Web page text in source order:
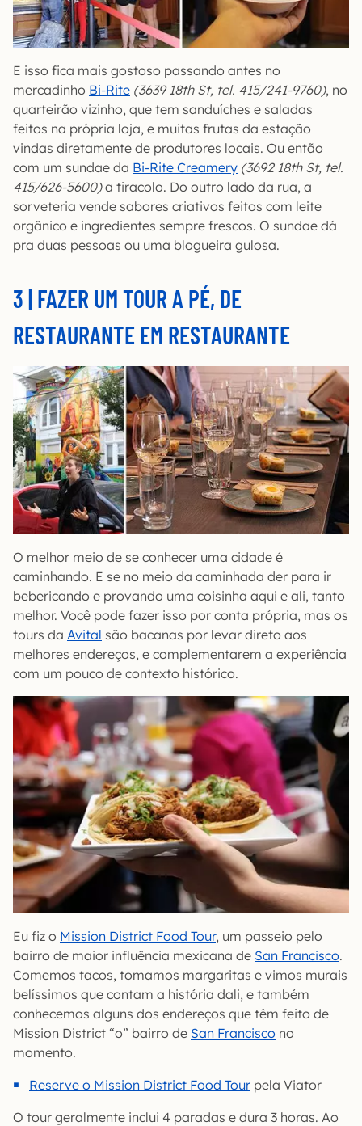
E isso fica mais gostoso passando antes no
mercadinho Bi-Rite (3639 18th St, tel. 415/241-9760), no
quarteirão vizinho, que tem sanduíches e saladas
feitos na própria loja, e muitas frutas da estação
vindas diretamente de produtores locais. Ou então
com um sundae da Bi-Rite Creamery (3692 18th St, tel.
415/626-5600)a tiracolo. Do outro lado da rua, a
sorveteria vende sabores criativos feitos com leite
orgânico e ingredientes sempre frescos. O sundae dá
pra duas pessoas ou uma blogueira gulosa.
3 | FAZER UM TOUR A PÉ, DE
RESTAURANTE EM RESTAURANTE
O melhor meio de se conhecer uma cidade é
caminhando. E se no meio da caminhada der para ir
bebericando e provando uma coisinha aqui e ali, tanto
melhor. Você pode fazer isso por conta própria, mas os
tours da Avital são bacanas por levar direto aos
melhores endereços, e complementarem a experiência
com um pouco de contexto histórico.
Eu fiz o Mission District Food Tour, um passeio pelo
bairro de maior influência mexicana de San Francisco.
Comemos tacos, tomamos margaritas e vimos murais
belíssimos que contam a história dali, e também
conhecemos alguns dos endereços que têm feito de
Mission District “o” bairro de San Francisco no
momento.
Reserve o Mission District Food Tour pela Viator
O tour geralmente inclui 4 paradas e dura 3 horas. Ao